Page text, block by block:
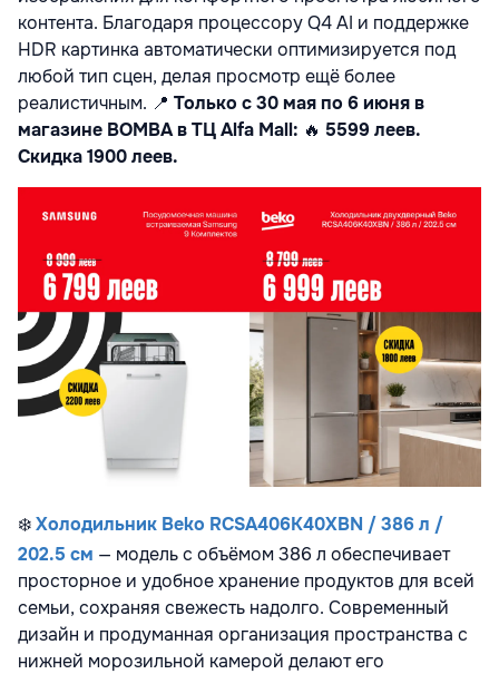
контента. Благодаря процессору Q4 AI и поддержке
HDR картинка автоматически оптимизируется под
любой тип сцен, делая просмотр ещё более
реалистичным. 📍 Только с 30 мая по 6 июня в
магазине BOMBA в ТЦ Alfa Mall: 🔥 5599 леев.
Скидка 1900 леев.
❄️Холодильник Beko RCSA406K40XBN / 386 л /
202.5 см — модель с объёмом 386 л обеспечивает
просторное и удобное хранение продуктов для всей
семьи, сохраняя свежесть надолго. Современный
дизайн и продуманная организация пространства с
нижней морозильной камерой делают его